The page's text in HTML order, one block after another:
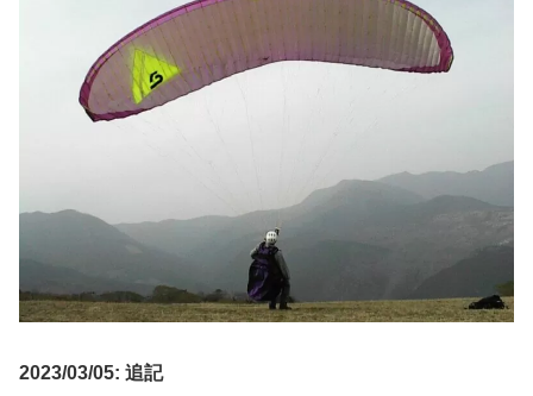
2023/03/05: 追記